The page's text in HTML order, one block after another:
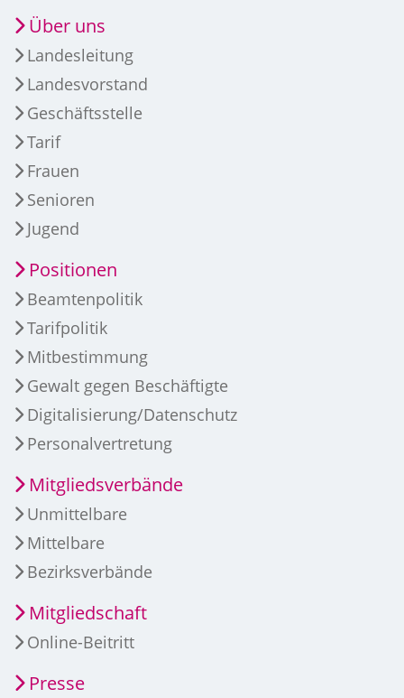
Über uns
Landesleitung
Landesvorstand
Geschäftsstelle
Tarif
Frauen
Senioren
Jugend
Positionen
Beamtenpolitik
Tarifpolitik
Mitbestimmung
Gewalt gegen Beschäftigte
Digitalisierung/Datenschutz
Personalvertretung
Mitgliedsverbände
Unmittelbare
Mittelbare
Bezirksverbände
Mitgliedschaft
Online-Beitritt
Presse